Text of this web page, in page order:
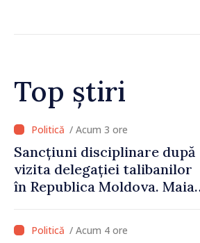
Top știri
/ Acum 2 ore
Adunarea Populară a
Găgăuziei trebuie să aibă un
mandat deplin. Președinta
libere și corecte””
/ Acum 4 ore